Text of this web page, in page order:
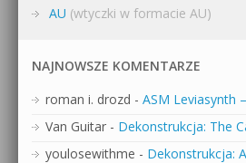
AU (wtyczki w formacie AU)
NAJNOWSZE KOMENTARZE
roman i. drozd - ASM Leviasynth
Van Guitar - Dekonstrukcja: The
youlosewithme - Dekonstrukcja: